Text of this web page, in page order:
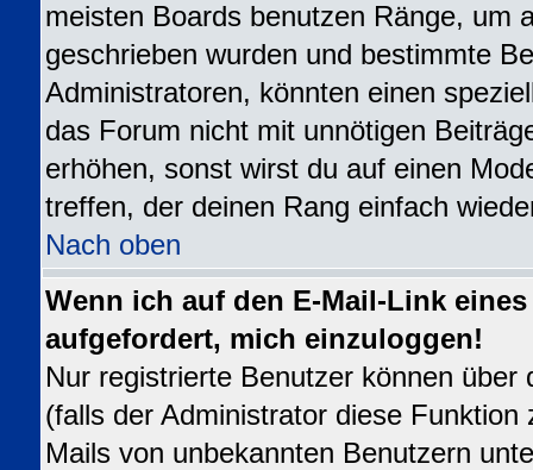
meisten Boards benutzen Ränge, um
geschrieben wurden und bestimmte
Administratoren, könnten einen
das Forum nicht mit unnötigen
erhöhen, sonst wirst du auf einen
treffen, der deinen Rang einfach
Nach oben
Wenn ich auf den E-Mail-Link
aufgefordert, mich einzuloggen!
Nur registrierte Benutzer können
(falls der Administrator diese
Mails von unbekannten Benutzern